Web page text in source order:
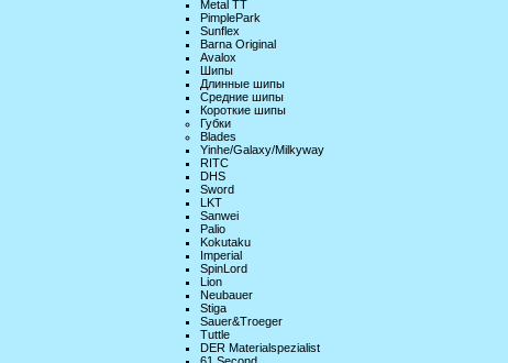
Metal TT
PimplePark
Sunflex
Barna Original
Avalox
Шипы
Длинные шипы
Средние шипы
Короткие шипы
Губки
Blades
Yinhe/Galaxy/Milkyway
RITC
DHS
Sword
LKT
Sanwei
Palio
Kokutaku
Imperial
SpinLord
Lion
Neubauer
Stiga
Sauer&Troeger
Tuttle
DER Materialspezialist